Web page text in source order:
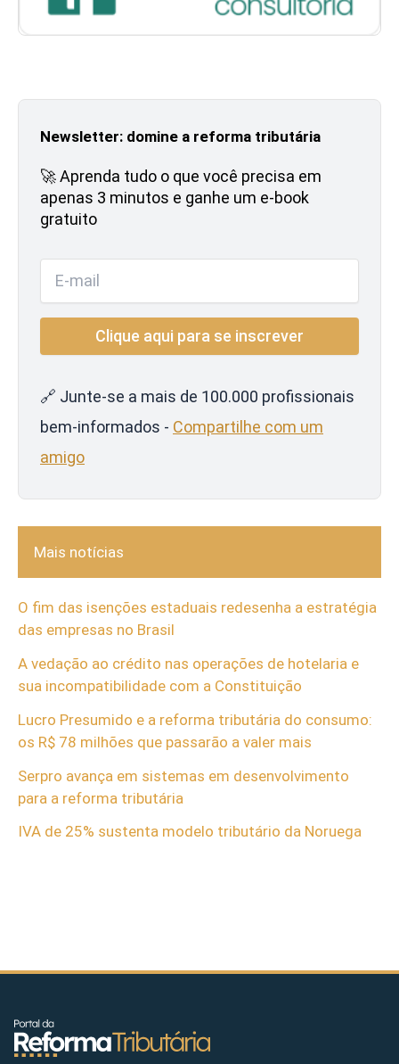
Newsletter: domine a reforma tributária
🚀 Aprenda tudo o que você precisa em
apenas 3 minutos e ganhe um e-book
gratuito
🔗 Junte-se a mais de 100.000 profissionais
bem-informados - Compartilhe com um
amigo
Mais notícias
O fim das isenções estaduais redesenha a estratégia
das empresas no Brasil
A vedação ao crédito nas operações de hotelaria e
sua incompatibilidade com a Constituição
Lucro Presumido e a reforma tributária do consumo:
os R$ 78 milhões que passarão a valer mais
Serpro avança em sistemas em desenvolvimento
para a reforma tributária
IVA de 25% sustenta modelo tributário da Noruega